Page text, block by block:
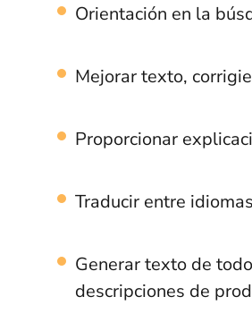
Orientación en la
Mejorar texto,
Proporcionar
Traducir entre idiomas
Generar texto de
descripciones de